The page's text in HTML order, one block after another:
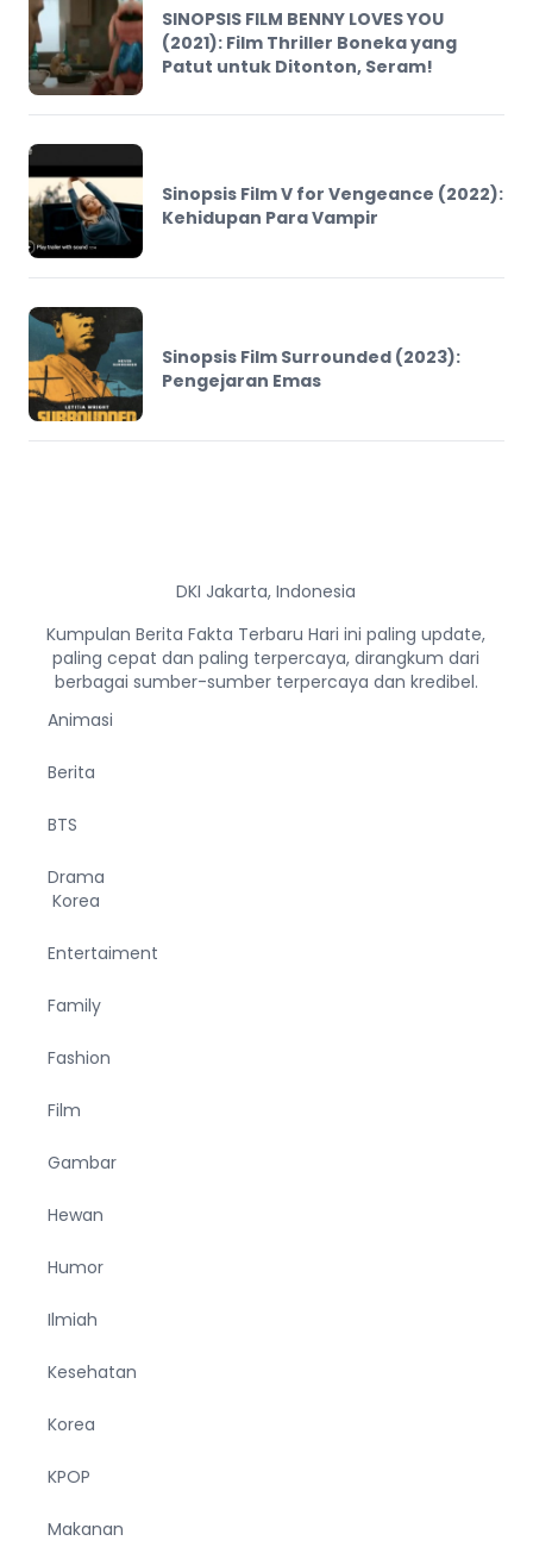
SINOPSIS FILM BENNY LOVES YOU
(2021): Film Thriller Boneka yang
Patut untuk Ditonton, Seram!
Sinopsis Film V for Vengeance (2022):
Kehidupan Para Vampir
Sinopsis Film Surrounded (2023):
Pengejaran Emas
DKI Jakarta, Indonesia
Kumpulan Berita Fakta Terbaru Hari ini paling update,
paling cepat dan paling terpercaya, dirangkum dari
berbagai sumber-sumber terpercaya dan kredibel.
Animasi
Berita
BTS
Drama
Korea
Entertaiment
Family
Fashion
Film
Gambar
Hewan
Humor
Ilmiah
Kesehatan
Korea
KPOP
Makanan